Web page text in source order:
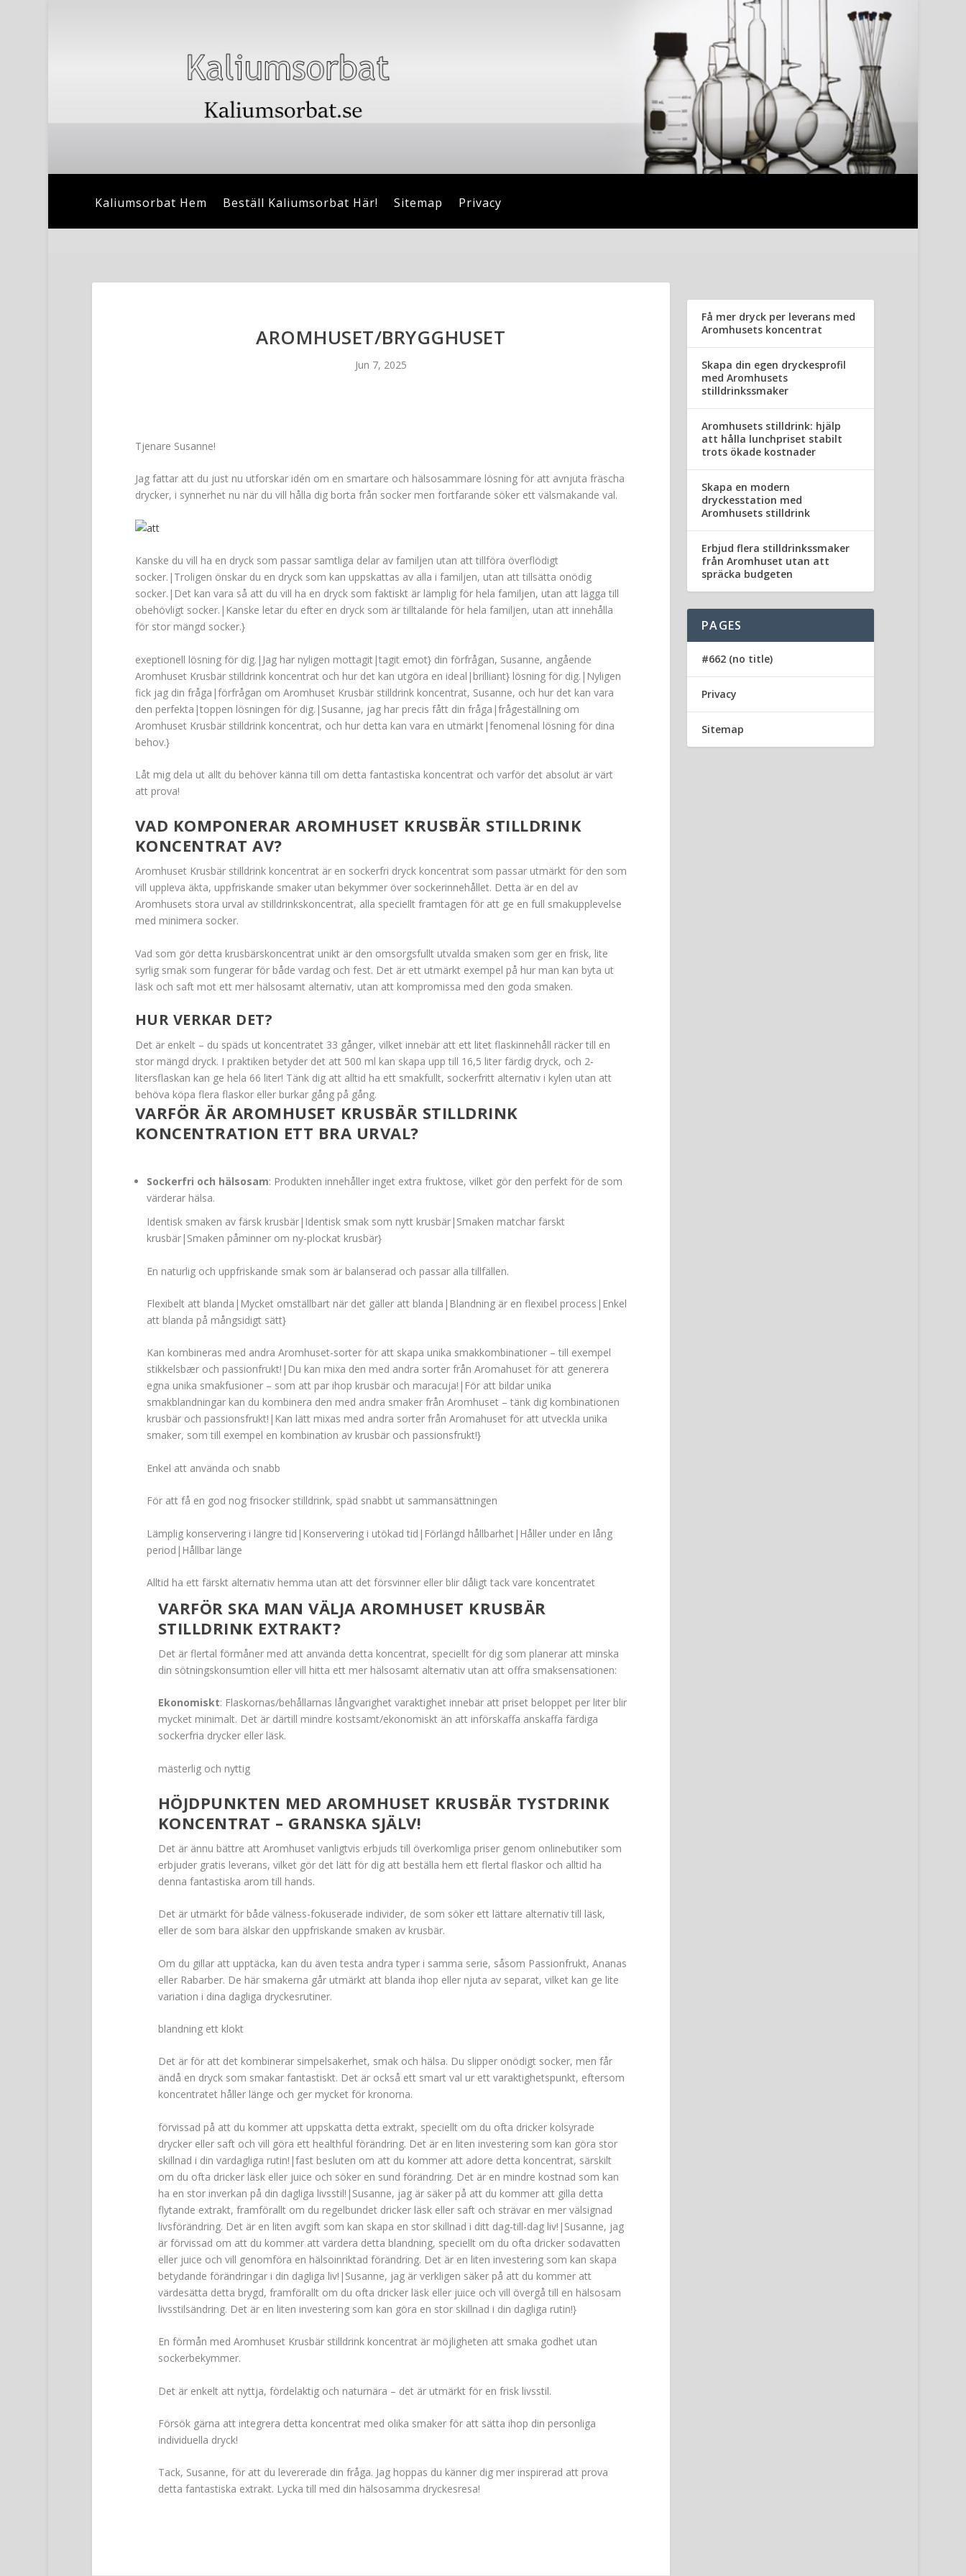
Kaliumsorbat Hem Beställ Kaliumsorbat Här! Sitemap Privacy
AROMHUSET/BRYGGHUSET
Jun 7, 2025
Tjenare Susanne!
Jag fattar att du just nu utforskar idén om en smartare och hälsosammare lösning för att avnjuta fräscha
drycker, i synnerhet nu när du vill hålla dig borta från socker men fortfarande söker ett välsmakande val.
Kanske du vill ha en dryck som passar samtliga delar av familjen utan att tillföra överflödigt
socker.|Troligen önskar du en dryck som kan uppskattas av alla i familjen, utan att tillsätta onödig
socker.|Det kan vara så att du vill ha en dryck som faktiskt är lämplig för hela familjen, utan att lägga till
obehövligt socker.|Kanske letar du efter en dryck som är tilltalande för hela familjen, utan att innehålla
för stor mängd socker.}
exeptionell lösning för dig.|Jag har nyligen mottagit|tagit emot} din förfrågan, Susanne, angående
Aromhuset Krusbär stilldrink koncentrat och hur det kan utgöra en ideal|brilliant} lösning för dig.|Nyligen
fick jag din fråga|förfrågan om Aromhuset Krusbär stilldrink koncentrat, Susanne, och hur det kan vara
den perfekta|toppen lösningen för dig.|Susanne, jag har precis fått din fråga|frågeställning om
Aromhuset Krusbär stilldrink koncentrat, och hur detta kan vara en utmärkt|fenomenal lösning för dina
behov.}
Låt mig dela ut allt du behöver känna till om detta fantastiska koncentrat och varför det absolut är värt
att prova!
VAD KOMPONERAR AROMHUSET KRUSBÄR STILLDRINK
KONCENTRAT AV?
Aromhuset Krusbär stilldrink koncentrat är en sockerfri dryck koncentrat som passar utmärkt för den som
vill uppleva äkta, uppfriskande smaker utan bekymmer över sockerinnehållet. Detta är en del av
Aromhusets stora urval av stilldrinkskoncentrat, alla speciellt framtagen för att ge en full smakupplevelse
med minimera socker.
Vad som gör detta krusbärskoncentrat unikt är den omsorgsfullt utvalda smaken som ger en frisk, lite
syrlig smak som fungerar för både vardag och fest. Det är ett utmärkt exempel på hur man kan byta ut
läsk och saft mot ett mer hälsosamt alternativ, utan att kompromissa med den goda smaken.
HUR VERKAR DET?
Det är enkelt – du späds ut koncentratet 33 gånger, vilket innebär att ett litet flaskinnehåll räcker till en
stor mängd dryck. I praktiken betyder det att 500 ml kan skapa upp till 16,5 liter färdig dryck, och 2-
litersflaskan kan ge hela 66 liter! Tänk dig att alltid ha ett smakfullt, sockerfritt alternativ i kylen utan att
behöva köpa flera flaskor eller burkar gång på gång.
VARFÖR ÄR AROMHUSET KRUSBÄR STILLDRINK
KONCENTRATION ETT BRA URVAL?
Sockerfri och hälsosam: Produkten innehåller inget extra fruktose, vilket gör den perfekt för de som
värderar hälsa.
Identisk smaken av färsk krusbär|Identisk smak som nytt krusbär|Smaken matchar färskt
krusbär|Smaken påminner om ny-plockat krusbär}
En naturlig och uppfriskande smak som är balanserad och passar alla tillfällen.
Flexibelt att blanda|Mycket omställbart när det gäller att blanda|Blandning är en flexibel process|Enkel
att blanda på mångsidigt sätt}
Kan kombineras med andra Aromhuset-sorter för att skapa unika smakkombinationer – till exempel
stikkelsbær och passionfrukt!|Du kan mixa den med andra sorter från Aromahuset för att generera
egna unika smakfusioner – som att par ihop krusbär och maracuja!|För att bildar unika
smakblandningar kan du kombinera den med andra smaker från Aromhuset – tänk dig kombinationen
krusbär och passionsfrukt!|Kan lätt mixas med andra sorter från Aromahuset för att utveckla unika
smaker, som till exempel en kombination av krusbär och passionsfrukt!}
Enkel att använda och snabb
För att få en god nog frisocker stilldrink, späd snabbt ut sammansättningen
Lämplig konservering i längre tid|Konservering i utökad tid|Förlängd hållbarhet|Håller under en lång
period|Hållbar länge
Alltid ha ett färskt alternativ hemma utan att det försvinner eller blir dåligt tack vare koncentratet
VARFÖR SKA MAN VÄLJA AROMHUSET KRUSBÄR
STILLDRINK EXTRAKT?
Det är flertal förmåner med att använda detta koncentrat, speciellt för dig som planerar att minska
din sötningskonsumtion eller vill hitta ett mer hälsosamt alternativ utan att offra smaksensationen:
Ekonomiskt: Flaskornas/behållarnas långvarighet varaktighet innebär att priset beloppet per liter blir
mycket minimalt. Det är därtill mindre kostsamt/ekonomiskt än att införskaffa anskaffa färdiga
sockerfria drycker eller läsk.
mästerlig och nyttig
HÖJDPUNKTEN MED AROMHUSET KRUSBÄR TYSTDRINK
KONCENTRAT – GRANSKA SJÄLV!
Det är ännu bättre att Aromhuset vanligtvis erbjuds till överkomliga priser genom onlinebutiker som
erbjuder gratis leverans, vilket gör det lätt för dig att beställa hem ett flertal flaskor och alltid ha
denna fantastiska arom till hands.
Det är utmärkt för både välness-fokuserade individer, de som söker ett lättare alternativ till läsk,
eller de som bara älskar den uppfriskande smaken av krusbär.
Om du gillar att upptäcka, kan du även testa andra typer i samma serie, såsom Passionfrukt, Ananas
eller Rabarber. De här smakerna går utmärkt att blanda ihop eller njuta av separat, vilket kan ge lite
variation i dina dagliga dryckesrutiner.
blandning ett klokt
Det är för att det kombinerar simpelsakerhet, smak och hälsa. Du slipper onödigt socker, men får
ändå en dryck som smakar fantastiskt. Det är också ett smart val ur ett varaktighetspunkt, eftersom
koncentratet håller länge och ger mycket för kronorna.
förvissad på att du kommer att uppskatta detta extrakt, speciellt om du ofta dricker kolsyrade
drycker eller saft och vill göra ett healthful förändring. Det är en liten investering som kan göra stor
skillnad i din vardagliga rutin!|fast besluten om att du kommer att adore detta koncentrat, särskilt
om du ofta dricker läsk eller juice och söker en sund förändring. Det är en mindre kostnad som kan
ha en stor inverkan på din dagliga livsstil!|Susanne, jag är säker på att du kommer att gilla detta
flytande extrakt, framförallt om du regelbundet dricker läsk eller saft och strävar en mer välsignad
livsförändring. Det är en liten avgift som kan skapa en stor skillnad i ditt dag-till-dag liv!|Susanne, jag
är förvissad om att du kommer att värdera detta blandning, speciellt om du ofta dricker sodavatten
eller juice och vill genomföra en hälsoinriktad förändring. Det är en liten investering som kan skapa
betydande förändringar i din dagliga liv!|Susanne, jag är verkligen säker på att du kommer att
värdesätta detta brygd, framförallt om du ofta dricker läsk eller juice och vill övergå till en hälsosam
livsstilsändring. Det är en liten investering som kan göra en stor skillnad i din dagliga rutin!}
En förmån med Aromhuset Krusbär stilldrink koncentrat är möjligheten att smaka godhet utan
sockerbekymmer.
Det är enkelt att nyttja, fördelaktig och naturnära – det är utmärkt för en frisk livsstil.
Försök gärna att integrera detta koncentrat med olika smaker för att sätta ihop din personliga
individuella dryck!
Tack, Susanne, för att du levererade din fråga. Jag hoppas du känner dig mer inspirerad att prova
detta fantastiska extrakt. Lycka till med din hälsosamma dryckesresa!
Få mer dryck per leverans med
Aromhusets koncentrat
Skapa din egen dryckesprofil
med Aromhusets
stilldrinkssmaker
Aromhusets stilldrink: hjälp
att hålla lunchpriset stabilt
trots ökade kostnader
Skapa en modern
dryckesstation med
Aromhusets stilldrink
Erbjud flera stilldrinkssmaker
från Aromhuset utan att
spräcka budgeten
PAGES
#662 (no title)
Privacy
Sitemap